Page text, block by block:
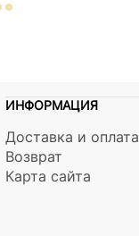
ИНФОРМАЦИЯ
Доставка и оплата
Возврат
Карта сайта